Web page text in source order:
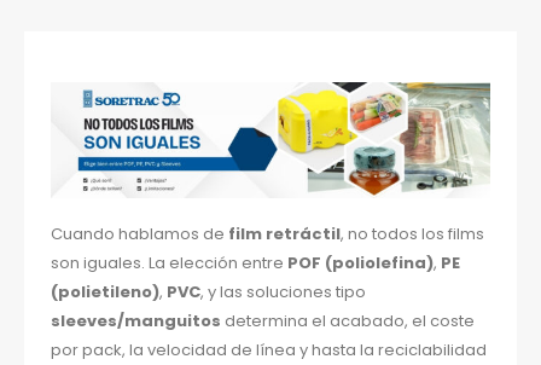
Cuando hablamos de film retráctil, no todos los films
son iguales. La elección entre POF (poliolefina), PE
(polietileno), PVC, y las soluciones tipo
sleeves/manguitos determina el acabado, el coste
por pack, la velocidad de línea y hasta la reciclabilidad